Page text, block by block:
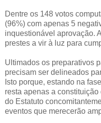
Dentre os 148 votos
(96%) com apenas 5
inquestionável aprovação.
prestes a vir à luz para
Ultimados os preparativos
precisam ser delineados
Isto porque, estando na
resta apenas a
do Estatuto
eventos que merecerão